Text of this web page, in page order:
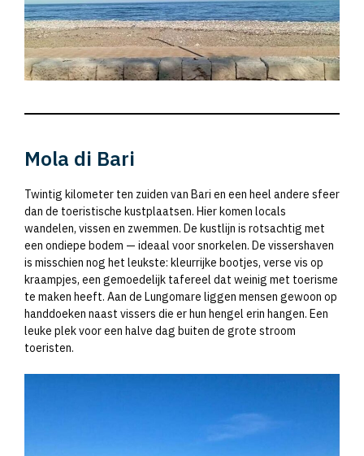
Mola di Bari
Twintig kilometer ten zuiden van Bari en een heel andere sfeer
dan de toeristische kustplaatsen. Hier komen locals
wandelen, vissen en zwemmen. De kustlijn is rotsachtig met
een ondiepe bodem — ideaal voor snorkelen. De vissershaven
is misschien nog het leukste: kleurrijke bootjes, verse vis op
kraampjes, een gemoedelijk tafereel dat weinig met toerisme
te maken heeft. Aan de Lungomare liggen mensen gewoon op
handdoeken naast vissers die er hun hengel erin hangen. Een
leuke plek voor een halve dag buiten de grote stroom
toeristen.